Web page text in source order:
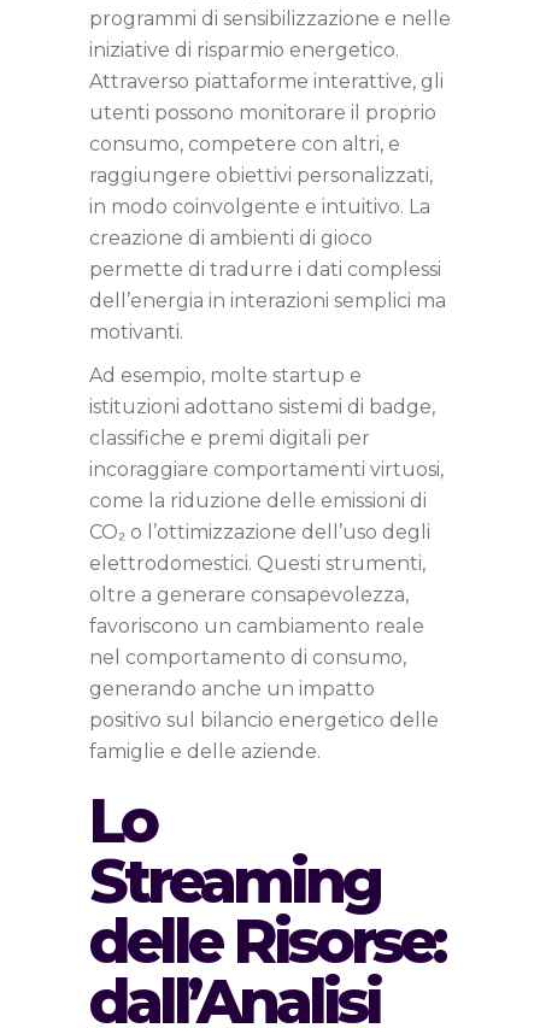
programmi di sensibilizzazione e nelle
iniziative di risparmio energetico.
Attraverso piattaforme interattive, gli
utenti possono monitorare il proprio
consumo, competere con altri, e
raggiungere obiettivi personalizzati,
in modo coinvolgente e intuitivo. La
creazione di ambienti di gioco
permette di tradurre i dati complessi
dell’energia in interazioni semplici ma
motivanti.
Ad esempio, molte startup e
istituzioni adottano sistemi di badge,
classifiche e premi digitali per
incoraggiare comportamenti virtuosi,
come la riduzione delle emissioni di
CO₂ o l’ottimizzazione dell’uso degli
elettrodomestici. Questi strumenti,
oltre a generare consapevolezza,
favoriscono un cambiamento reale
nel comportamento di consumo,
generando anche un impatto
positivo sul bilancio energetico delle
famiglie e delle aziende.
Lo
Streaming
delle Risorse:
dall’Analisi